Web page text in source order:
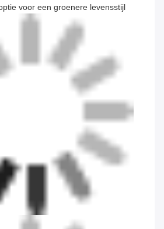
voor een groenere levensstijl